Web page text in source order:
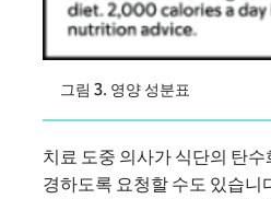
그림 3. 영양 성분표
치료 도중 의사가 식단의 탄
경하도록 요청할 수도 있습니